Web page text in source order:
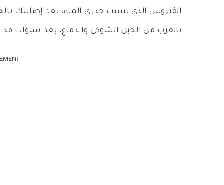
الفيروس الذي يسبب جدري الماء، بعد إصابتك
بالقرب من الحبل الشوكي والدماغ، بعد سنوات